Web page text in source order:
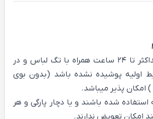
1 - تعویض کالا حداکثر تا ۲۴ ساعت همراه با تگ لباس و در
اولیه پوشیده نشده باشد (بدون بوی
امکان پذیر میباشد.
استفاده شده باشند و یا دچار پارگی و هر
امکان تعویض ندارند.